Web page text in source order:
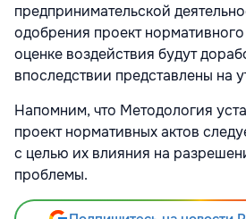
предпринимательской
одобрения проект
оценке воздействия будут
впоследствии представлены на
Напомним, что Методология
проект нормативных актов
с целью их влияния на
проблемы.